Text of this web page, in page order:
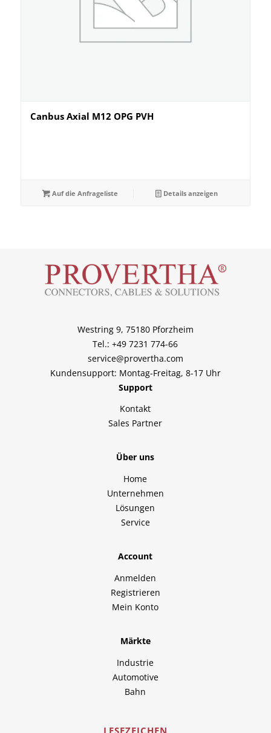
Canbus Axial M12 OPG PVH
Auf die Anfrageliste Details anzeigen
Westring 9, 75180 Pforzheim
Tel.: +49 7231 774-66
service@provertha.com
Kundensupport: Montag-Freitag, 8-17 Uhr
Support
Kontakt
Sales Partner
Über uns
Home
Unternehmen
Lösungen
Service
Account
Anmelden
Registrieren
Mein Konto
Märkte
Industrie
Automotive
Bahn